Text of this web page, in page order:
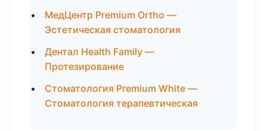
МедЦентр Premium Ortho —
Эстетическая стоматология
Дентал Health Family —
Протезирование
Стоматология Premium White —
Стоматология терапевтическая